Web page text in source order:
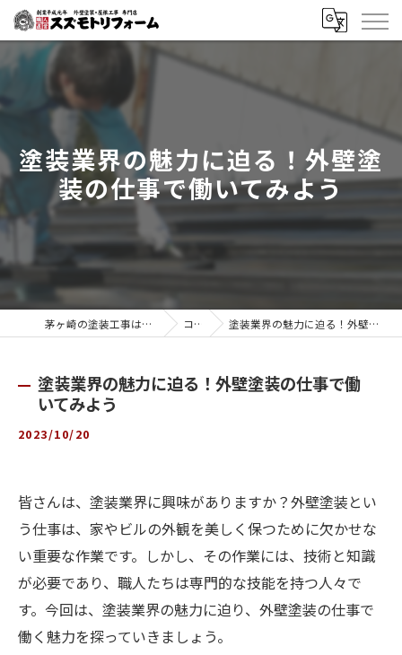
塗装業界の魅力に迫る！外壁塗
装の仕事で働いてみよう
茅ヶ崎の塗装工事はスズモトリフォーム コラム 塗装業界の魅力に迫る！外壁塗装の仕事で働いてみよう
塗装業界の魅力に迫る！外壁塗装の仕事で働
いてみよう
2023/10/20
皆さんは、塗装業界に興味がありますか？外壁塗装とい
う仕事は、家やビルの外観を美しく保つために欠かせな
い重要な作業です。しかし、その作業には、技術と知識
が必要であり、職人たちは専門的な技能を持つ人々で
す。今回は、塗装業界の魅力に迫り、外壁塗装の仕事で
働く魅力を探っていきましょう。